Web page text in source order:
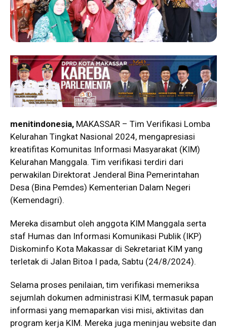
menitindonesia, MAKASSAR – Tim Verifikasi Lomba
Kelurahan Tingkat Nasional 2024, mengapresiasi
kreatifitas Komunitas Informasi Masyarakat (KIM)
Kelurahan Manggala. Tim verifikasi terdiri dari
perwakilan Direktorat Jenderal Bina Pemerintahan
Desa (Bina Pemdes) Kementerian Dalam Negeri
(Kemendagri).
Mereka disambut oleh anggota KIM Manggala serta
staf Humas dan Informasi Komunikasi Publik (IKP)
Diskominfo Kota Makassar di Sekretariat KIM yang
terletak di Jalan Bitoa I pada, Sabtu (24/8/2024).
Selama proses penilaian, tim verifikasi memeriksa
sejumlah dokumen administrasi KIM, termasuk papan
informasi yang memaparkan visi misi, aktivitas dan
program kerja KIM. Mereka juga meninjau website dan